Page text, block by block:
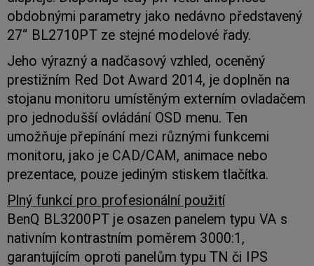
obdobnými parametry jako nedávno představený
27“ BL2710PT ze stejné modelové řady.
Jeho výrazný a nadčasový vzhled, oceněný
prestižním Red Dot Award 2014, je doplněn na
stojanu monitoru umístěným externím ovladačem
pro jednodušší ovládání OSD menu. Ten
umožňuje přepínání mezi různými funkcemi
monitoru, jako je CAD/CAM, animace nebo
prezentace, pouze jediným stiskem tlačítka.
Plný funkcí pro profesionální použití
BenQ BL3200PT je osazen panelem typu VA s
nativním kontrastním poměrem 3000:1,
garantujícím oproti panelům typu TN či IPS